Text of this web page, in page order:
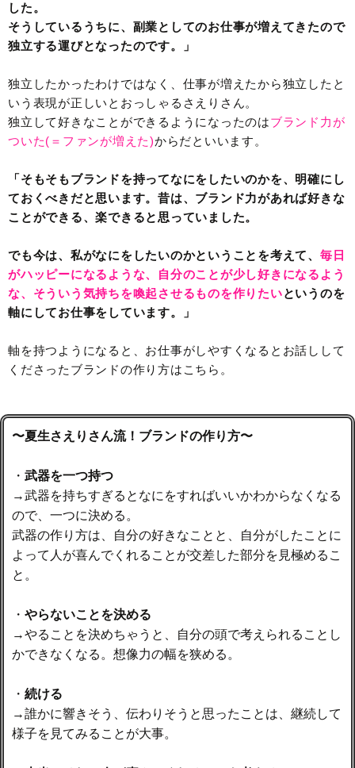
した。
そうしているうちに、副業としてのお仕事が増えてきたので
独立する運びとなったのです。」
独立したかったわけではなく、仕事が増えたから独立したと
いう表現が正しいとおっしゃるさえりさん。
独立して好きなことができるようになったのはブランド力が
ついた(＝ファンが増えた)からだといいます。
「そもそもブランドを持ってなにをしたいのかを、明確にし
ておくべきだと思います。昔は、ブランド力があれば好きな
ことができる、楽できると思っていました。
でも今は、私がなにをしたいのかということを考えて、 毎日
がハッピーになるような、自分のことが少し好きになるよう
な、そういう気持ちを喚起させるものを作りたいというのを
軸にしてお仕事をしています。」
軸を持つようになると、お仕事がしやすくなるとお話しして
くださったブランドの作り方はこちら。
〜夏生さえりさん流！ブランドの作り方〜
・ 武器を一つ持つ
→武器を持ちすぎるとなにをすればいいかわからなくなる
ので、一つに決める。
武器の作り方は、自分の好きなことと、自分がしたことに
よって人が喜んでくれることが交差した部分を見極めるこ
と。
・ やらないことを決める
→やることを決めちゃうと、自分の頭で考えられることし
かできなくなる。想像力の幅を狭める。
・ 続ける
→誰かに響きそう、伝わりそうと思ったことは、継続して
様子を見てみることが大事。